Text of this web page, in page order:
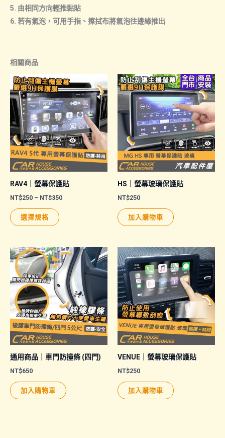
5. 由相同方向輕推黏貼
6. 若有氣泡，可用手指、擦拭布將氣泡往邊緣推出
相關商品
RAV4｜螢幕保護貼
NT$250 – NT$350價
NT$350
選擇規格
有
多
種
款
式。
可
在
產
品
面
選
HS｜螢幕玻璃保護貼
NT$250
加入購物車
通用商品｜車門防撞條 (四門)
NT$650
加入購物車
VENUE｜螢幕玻璃保護貼
NT$250
加入購物車